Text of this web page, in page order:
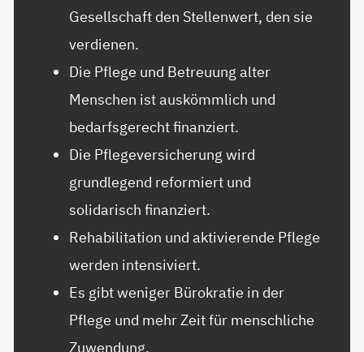
Gesellschaft den Stellenwert, den sie
verdienen.
Die Pflege und Betreuung alter
Menschen ist auskömmlich und
bedarfsgerecht finanziert.
Die Pflegeversicherung wird
grundlegend reformiert und
solidarisch finanziert.
Rehabilitation und aktivierende Pflege
werden intensiviert.
Es gibt weniger Bürokratie in der
Pflege und mehr Zeit für menschliche
Zuwendung.